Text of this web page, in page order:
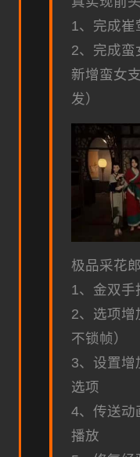
1、完成崔
2、完成蛮
新增蛮女
发）
极品采花
1、金双手
2、选项增
不锁帧）
3、设置增
选项
4、传送动
播放